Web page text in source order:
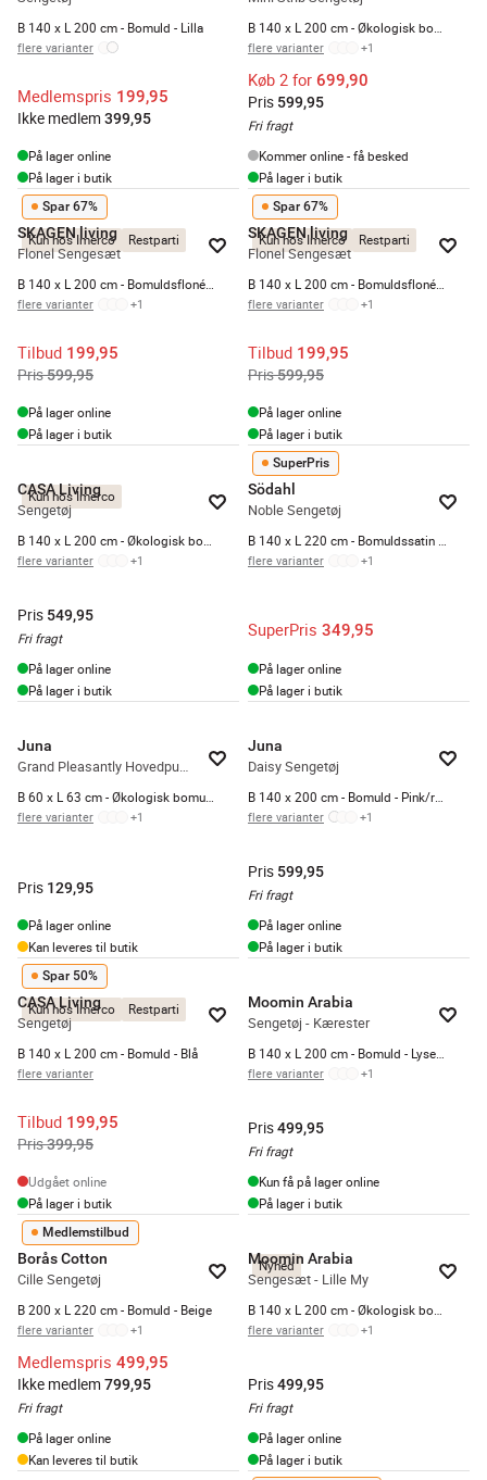
B 140 x L 200 cm - Bomuld - Lilla
flere varianter
Medlemspris 199,95
Ikke medlem 399,95
På lager online
På lager i butik
flere varianter +1
Køb 2 for 699,90
Pris 599,95
Fri fragt
Kommer online - få besked
På lager i butik
Kun hos Imerco Restparti
Spar 67%
SKAGEN living
Flonel Sengesæt
flere varianter +1
Tilbud 199,95
Pris599,95
På lager online
På lager i butik
Kun hos Imerco Restparti
Spar 67%
SKAGEN living
Flonel Sengesæt
flere varianter +1
Tilbud 199,95
Pris599,95
På lager online
På lager i butik
Kun hos Imerco
CASA Living
Sengetøj
flere varianter +1
Pris 549,95
Fri fragt
På lager online
På lager i butik
SuperPris
Södahl
Noble Sengetøj
flere varianter +1
SuperPris 349,95
På lager online
På lager i butik
Juna
Grand Pleasantly Hovedpudebetræk
flere varianter +1
Pris 129,95
På lager online
Kan leveres til butik
Juna
Daisy Sengetøj
flere varianter +1
Pris 599,95
Fri fragt
På lager online
På lager i butik
Kun hos Imerco Restparti
Spar 50%
CASA Living
Sengetøj
B 140 x L 200 cm - Bomuld - Blå
flere varianter
Tilbud 199,95
Pris399,95
Udgået online
På lager i butik
Moomin Arabia
Sengetøj - Kærester
flere varianter +1
Pris499,95
Fri fragt
Kun få på lager online
På lager i butik
Medlemstilbud
Borås Cotton
Cille Sengetøj
B 200 x L 220 cm - Bomuld - Beige
flere varianter +1
Medlemspris 499,95
Ikke medlem 799,95
Fri fragt
På lager online
Kan leveres til butik
Nyhed
Moomin Arabia
Sengesæt - Lille My
flere varianter +1
Pris499,95
Fri fragt
På lager online
På lager i butik